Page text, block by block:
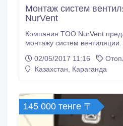
Монтаж систем
NurVent
Компания TOO NurVent
монтажу систем
02/05/2017 11:16
Казахстан, Караганда
145 000 тенге 〒